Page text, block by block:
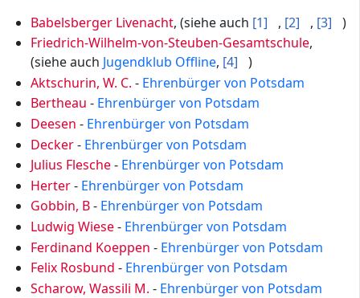
Babelsberger Livenacht, (siehe auch [1] , [2] , [3]
)
Friedrich-Wilhelm-von-Steuben-Gesamtschule,
(siehe auch Jugendklub Offline, [4]
)
Aktschurin, W. C. - Ehrenbürger von Potsdam
Bertheau - Ehrenbürger von Potsdam
Deesen - Ehrenbürger von Potsdam
Decker- Ehrenbürger von Potsdam
Julius Flesche- Ehrenbürger von Potsdam
Herter- Ehrenbürger von Potsdam
Gobbin, B- Ehrenbürger von Potsdam
Ludwig Wiese- Ehrenbürger von Potsdam
Ferdinand Koeppen - Ehrenbürger von Potsdam
Felix Rosbund - Ehrenbürger von Potsdam
Scharow, Wassili M. - Ehrenbürger von Potsdam